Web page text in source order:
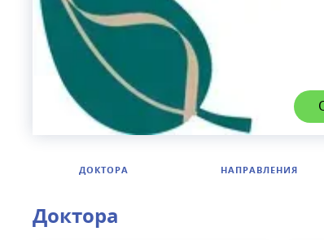
ДОКТОРА НАПРАВЛЕНИЯ
Доктора